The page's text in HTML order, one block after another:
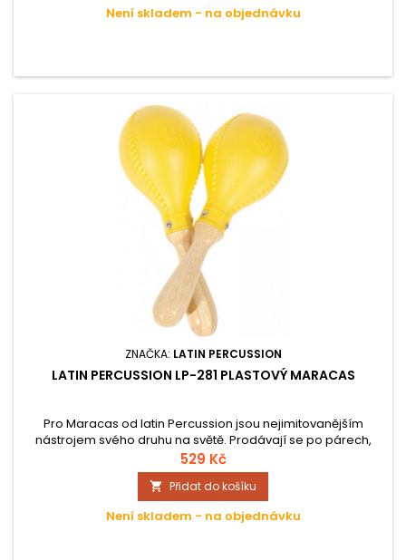
Není skladem - na objednávku
ZNAČKA: LATIN PERCUSSION
LATIN PERCUSSION LP-281 PLASTOVÝ MARACAS
Pro Maracas od latin Percussion jsou nejimitovanějším
nástrojem svého druhu na světě. Prodávají se po párech,
jeden vysoko, druhý hluboko laděný – což je obvyklým
znakem tradičních maracas. - Jasný, hlasitý zvuk; plast a
dřevěné rukojeti
529 Kč
 Přidat do košíku
Není skladem - na objednávku